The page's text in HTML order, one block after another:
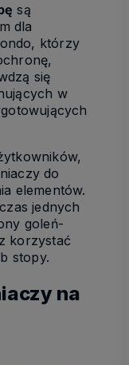
są
dla
którzy
się
w
do
elementów.
jednych
goleń-
korzystać
stopy.
na